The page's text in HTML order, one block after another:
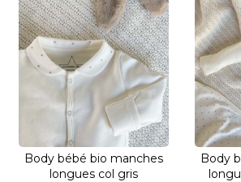
Body bébé bio manches
longues col gris
Body